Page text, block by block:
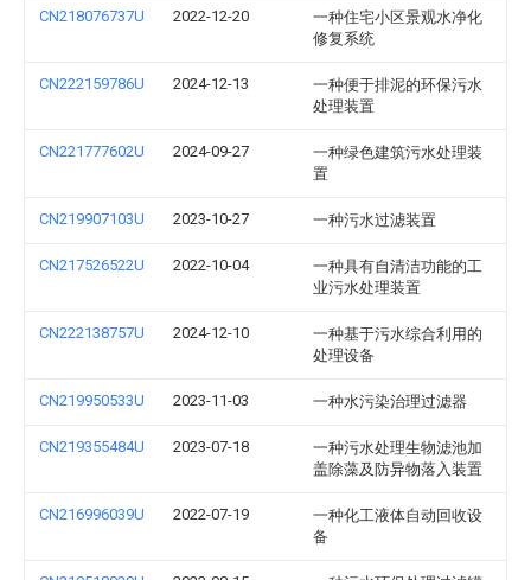
CN218076737U 2022-12-20
一种住宅小区景观水净化
修复系统
CN222159786U 2024-12-13
一种便于排泥的环保污水
处理装置
CN221777602U 2024-09-27
一种绿色建筑污水处理装
置
CN219907103U 2023-10-27 一种污水过滤装置
CN217526522U 2022-10-04
一种具有自清洁功能的工
业污水处理装置
CN222138757U 2024-12-10
一种基于污水综合利用的
处理设备
CN219950533U 2023-11-03 一种水污染治理过滤器
CN219355484U 2023-07-18
一种污水处理生物滤池加
盖除藻及防异物落入装置
CN216996039U 2022-07-19
一种化工液体自动回收设
备